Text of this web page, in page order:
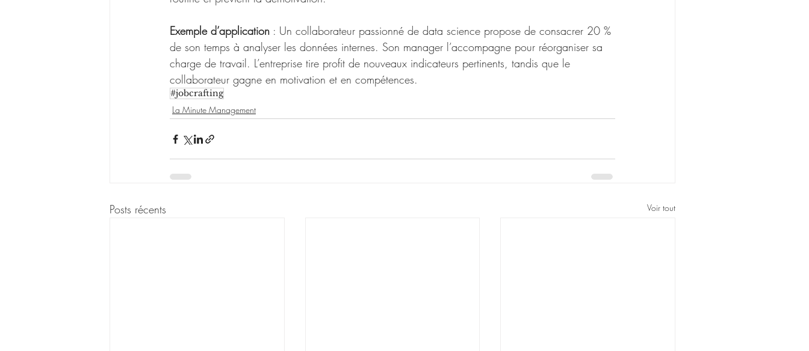
Exemple d’application : Un collaborateur passionné de data science propose de consacrer 20 %
de son temps à analyser les données internes. Son manager l’accompagne pour réorganiser sa
charge de travail. L’entreprise tire profit de nouveaux indicateurs pertinents, tandis que le
collaborateur gagne en motivation et en compétences.
#jobcrafting
La Minute Management
Posts récents Voir tout